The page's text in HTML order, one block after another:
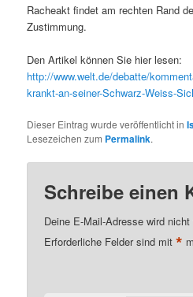
Racheakt findet am rechten Rand
Zustimmung.
Den Artikel können Sie hier lesen:
http://www.welt.de/debatte/
krankt-an-seiner-Schwarz-Weiss-
Dieser Eintrag wurde veröffentlicht in
Lesezeichen zum Permalink.
Schreibe einen
Deine E-Mail-Adresse wird
Erforderliche Felder sind mit*